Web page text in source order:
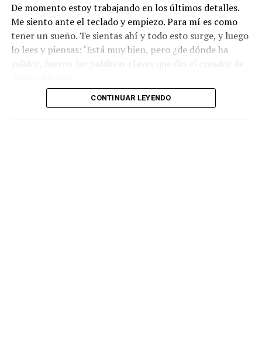
De momento estoy trabajando en los últimos detalles.
Me siento ante el teclado y empiezo. Para mí es como
tener un sueño. Te sientas ahí y todo esto surge, y luego
lo lees y piensas: ‘Está muy bien, pero ¿de dónde ha
CONTINUAR LEYENDO